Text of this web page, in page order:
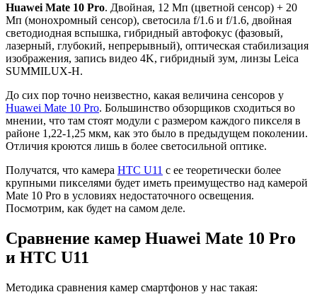
Huawei Mate 10 Pro. Двойная, 12 Мп (цветной сенсор) + 20
Мп (монохромный сенсор), светосила f/1.6 и f/1.6, двойная
светодиодная вспышка, гибридный автофокус (фазовый,
лазерный, глубокий, непрерывный), оптическая стабилизация
изображения, запись видео 4K, гибридный зум, линзы Leica
SUMMILUX-H.
До сих пор точно неизвестно, какая величина сенсоров у
Huawei Mate 10 Pro. Большинство обзорщиков сходиться во
мнении, что там стоят модули с размером каждого пикселя в
районе 1,22-1,25 мкм, как это было в предыдущем поколении.
Отличия кроются лишь в более светосильной оптике.
Получатся, что камера HTC U11 с ее теоретически более
крупными пикселями будет иметь преимущество над камерой
Mate 10 Pro в условиях недостаточного освещения.
Посмотрим, как будет на самом деле.
Сравнение камер Huawei Mate 10 Pro
и HTC U11
Методика сравнения камер смартфонов у нас такая: